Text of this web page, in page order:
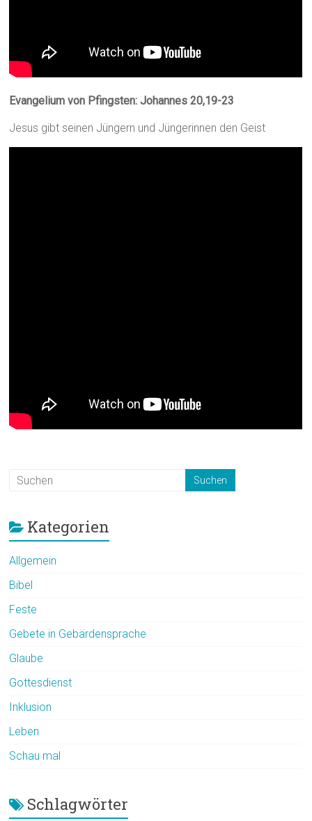
Evangelium von Pfingsten: Johannes 20,19-23
Jesus gibt seinen Jüngern und Jüngerinnen den Geist
Kategorien
Allgemein
Bibel
Feste
Gebete in Gebärdensprache
Glaube
Gottesdienst
Inklusion
Leben
Schau mal
Schlagwörter